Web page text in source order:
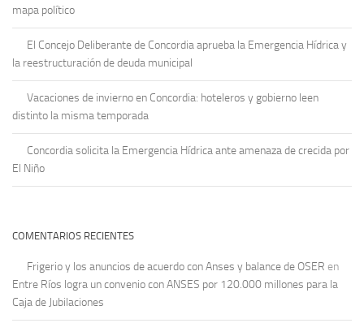
mapa político
El Concejo Deliberante de Concordia aprueba la Emergencia Hídrica y
la reestructuración de deuda municipal
Vacaciones de invierno en Concordia: hoteleros y gobierno leen
distinto la misma temporada
Concordia solicita la Emergencia Hídrica ante amenaza de crecida por
El Niño
COMENTARIOS RECIENTES
Frigerio y los anuncios de acuerdo con Anses y balance de OSER en
Entre Ríos logra un convenio con ANSES por 120.000 millones para la
Caja de Jubilaciones